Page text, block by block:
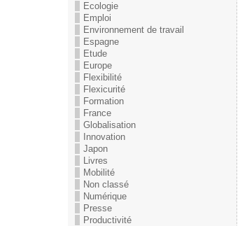
Ecologie
Emploi
Environnement de travail
Espagne
Etude
Europe
Flexibilité
Flexicurité
Formation
France
Globalisation
Innovation
Japon
Livres
Mobilité
Non classé
Numérique
Presse
Productivité